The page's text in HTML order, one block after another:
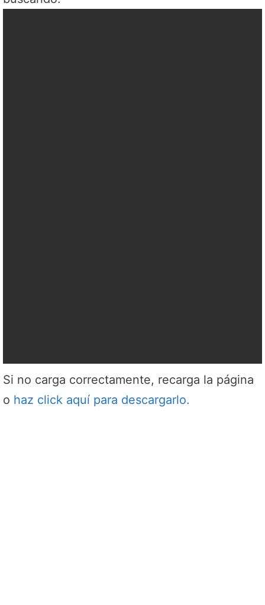
Si no carga correctamente, recarga la página
o haz click aquí para descargarlo.